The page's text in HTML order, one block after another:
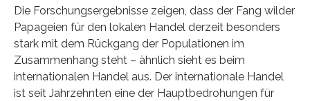
Die Forschungsergebnisse zeigen, dass der Fang wilder
Papageien für den lokalen Handel derzeit besonders
stark mit dem Rückgang der Populationen im
Zusammenhang steht – ähnlich sieht es beim
internationalen Handel aus. Der internationale Handel
ist seit Jahrzehnten eine der Hauptbedrohungen für